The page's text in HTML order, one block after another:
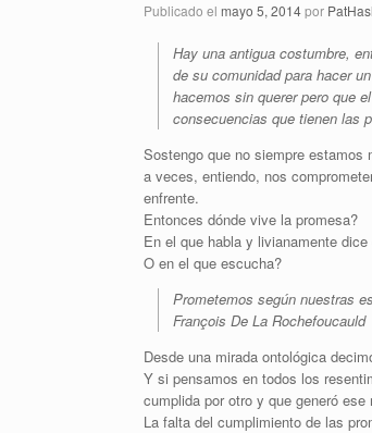
Publicado el mayo 5, 2014por
Hay una antigua costumbre,
de su comunidad para hacer
hacemos sin querer pero que
consecuencias que tienen las
Sostengo que no siempre
a veces, entiendo, nos
enfrente.
Entonces dónde vive la promesa?
En el que habla y livianamente
O en el que escucha?
Prometemos según nuestras
François De La Rochefoucauld
Desde una mirada ontológica
Y si pensamos en todos los
cumplida por otro y que generó
La falta del cumplimiento de las